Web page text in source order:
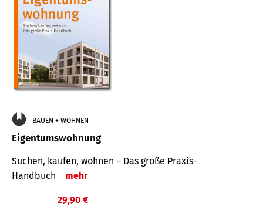
BAUEN + WOHNEN
Eigentumswohnung
Suchen, kaufen, wohnen – Das große Praxis-
Handbuch
mehr
29,90 €